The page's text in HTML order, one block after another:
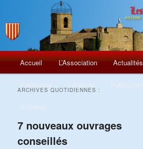
Menu
principal
Aller
Aller
Accueil L’Association Actualités
ARCHIVES QUOTIDIENNES :
7 nouveaux ouvrages
conseillés